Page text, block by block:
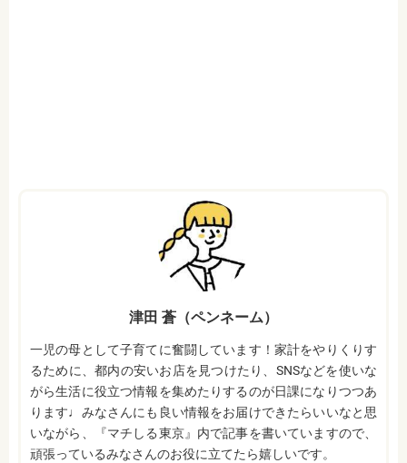
津田 蒼（ペンネーム）
一児の母として子育てに奮闘しています！家計をやりくりす
るために、都内の安いお店を見つけたり、SNSなどを使いな
がら生活に役立つ情報を集めたりするのが日課になりつつあ
ります♩みなさんにも良い情報をお届けできたらいいなと思
いながら、『マチしる東京』内で記事を書いていますので、
頑張っているみなさんのお役に立てたら嬉しいです。